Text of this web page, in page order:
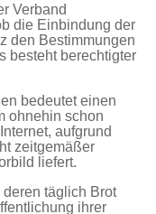
Verband
die Einbindung der
den Bestimmungen
besteht berechtigter
bedeutet einen
ohnehin schon
aufgrund
zeitgemäßer
liefert.
täglich Brot
ihrer